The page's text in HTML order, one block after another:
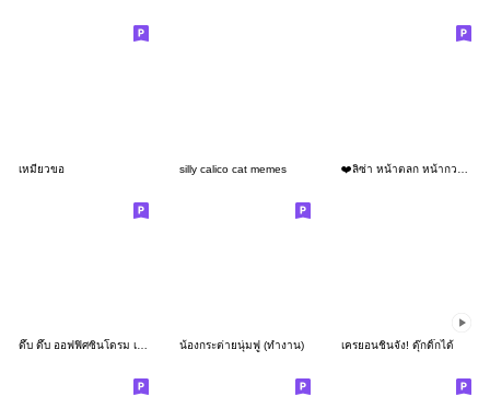
เหมียวขอ silly calico cat memes
น้องกระต่ายนุ่มฟู (ทำงาน) เครยอนชินจัง! ดุ๊กดิ๊กได้